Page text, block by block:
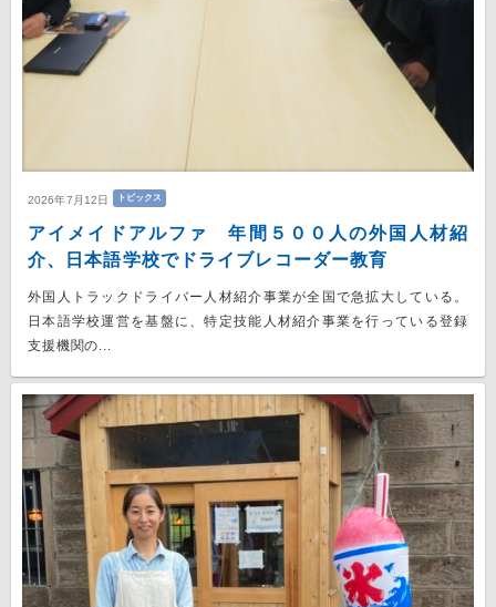
2026年7月12日 トピックス
アイメイドアルファ 年間５００人の外国人材紹
介、日本語学校でドライブレコーダー教育
外国人トラックドライバー人材紹介事業が全国で急拡大している。
日本語学校運営を基盤に、特定技能人材紹介事業を行っている登録
支援機関の...